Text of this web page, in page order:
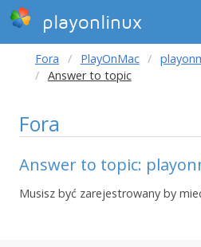
playonlinux
Fora PlayOnMac
Answer to topic
Fora
Answer to topic:
Musisz być zarejestrowany by